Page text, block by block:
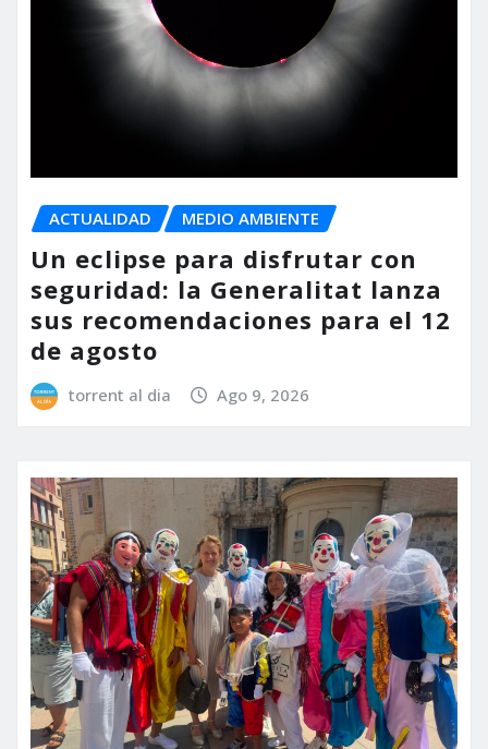
ACTUALIDAD MEDIO AMBIENTE
Un eclipse para disfrutar con
seguridad: la Generalitat lanza
sus recomendaciones para el 12
de agosto
torrent al dia Ago 9, 2026